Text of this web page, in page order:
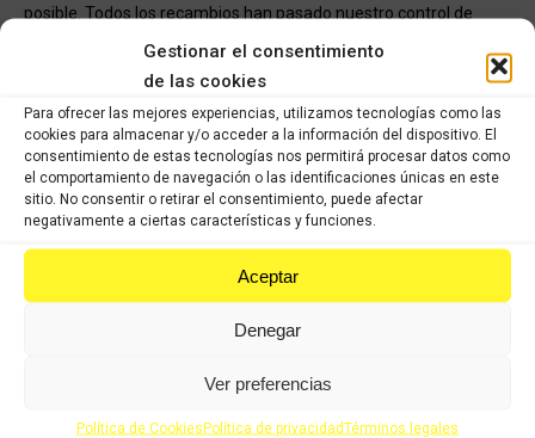
Gestionar el consentimiento
de las cookies
Para ofrecer las mejores experiencias, utilizamos tecnologías como las
cookies para almacenar y/o acceder a la información del dispositivo. El
consentimiento de estas tecnologías nos permitirá procesar datos como
el comportamiento de navegación o las identificaciones únicas en este
sitio. No consentir o retirar el consentimiento, puede afectar
negativamente a ciertas características y funciones.
Aceptar
Denegar
Ver preferencias
Política de CookiesPolítica de privacidadTérminos legales
posible. Todos los recambios han pasado nuestro control de
operarios para servir un producto con garantía.
COMPRAR
Categorías:Recambios ocasión Aprilia,APRILIA SPORTCITY ONE 49-
125cc
Share
on